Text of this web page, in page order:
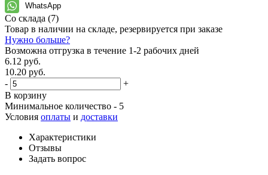
WhatsApp
Со склада (7)
Товар в наличии на складе, резервируется при заказе
Нужно больше?
Возможна отгрузка в течение 1-2 рабочих дней
6.12 руб.
10.20 руб.
-
+
В корзину
Минимальное количество - 5
Условия оплаты и доставки
Характеристики
Отзывы
Задать вопрос